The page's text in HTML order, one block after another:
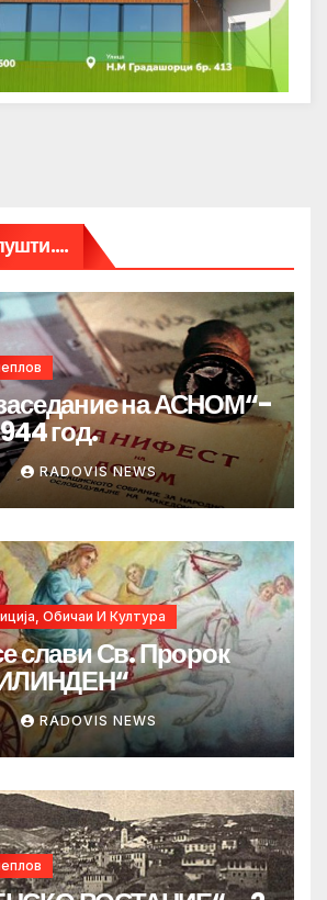
на АСНОМ“-
год.
RADOVIS NEWS
Обичаи И Култура
слави Св. Пророк
RADOVIS NEWS